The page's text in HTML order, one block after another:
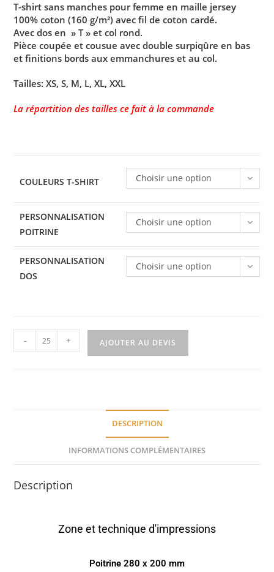
T-shirt sans manches pour femme en maille jersey
100% coton (160 g/m²) avec fil de coton cardé.
Avec dos en » T » et col rond.
Pièce coupée et cousue avec double surpiqûre en bas
et finitions bords aux emmanchures et au col.
Tailles: XS, S, M, L, XL, XXL
La répartition des tailles ce fait à la commande
COULEURS T-SHIRT Choisir une option
PERSONNALISATION
POITRINE
Choisir une option
PERSONNALISATION
DOS
Choisir une option
- + AJOUTER AU DEVIS
DESCRIPTION
INFORMATIONS COMPLÉMENTAIRES
Description
Zone et technique d'impressions
Poitrine 280 x 200 mm